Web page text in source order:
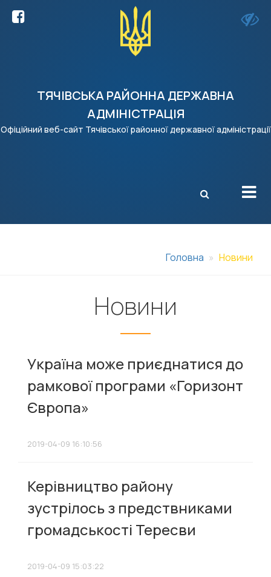
ТЯЧІВСЬКА РАЙОННА ДЕРЖАВНА
АДМІНІСТРАЦІЯ
Офіційний веб-сайт Тячівської районної державної адміністрації
X
Головна Новини
Новини
Україна може приєднатися до
рамкової програми «Горизонт
Європа»
2019-04-09 16:10:56
Керівництво району
зустрілось з предствниками
громадськості Тересви
2019-04-09 15:03:22